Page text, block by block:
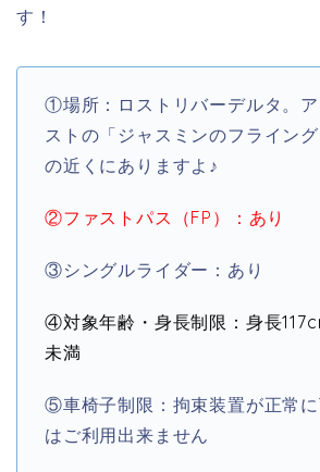
す！
①場所：ロストリバーデルタ。
ストの「ジャスミンのフライング
の近くにありますよ♪
②ファストパス（FP）：あり
③シングルライダー：あり
④対象年齢・身長制限：身長
未満
⑤車椅子制限：拘束装置が正常
はご利用出来ません